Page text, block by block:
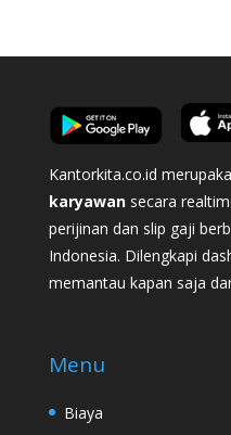
Kantorkita.co.id
karyawan secara
perijinan dan slip gaji
Indonesia. Dilengkapi
memantau kapan saja
Menu
Biaya